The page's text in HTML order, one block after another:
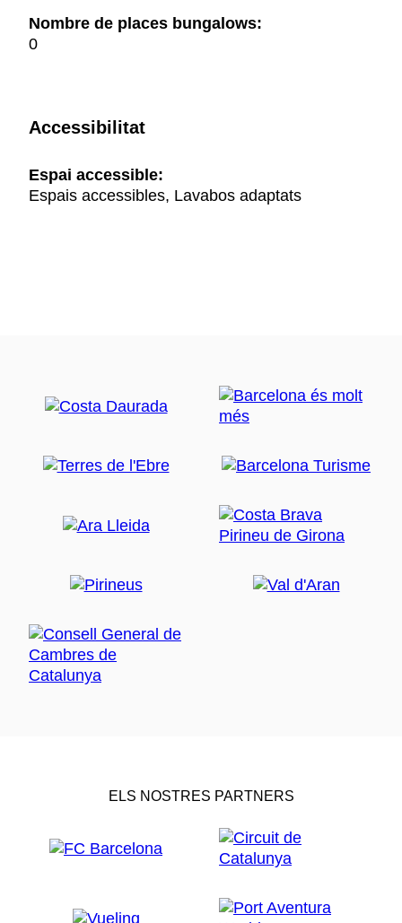
Nombre de places bungalows:
0
Accessibilitat
Espai accessible:
Espais accessibles, Lavabos adaptats
ELS NOSTRES PARTNERS